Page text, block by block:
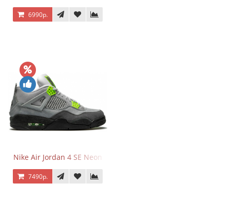
6990р.
Nike Air Jordan 4 SE Neon
7490р.